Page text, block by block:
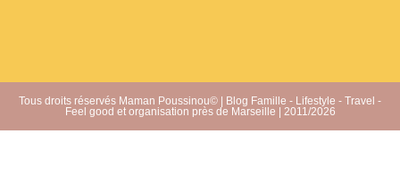
Tous droits réservés Maman Poussinou© | Blog Famille - Lifestyle - Travel -
Feel good et organisation près de Marseille | 2011/2026